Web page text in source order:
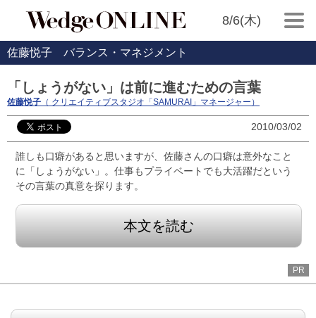
8/6(木)
佐藤悦子 バランス・マネジメント
「しょうがない」は前に進むための言葉
佐藤悦子 （ クリエイティブスタジオ「SAMURAI」マネージャー）
2010/03/02
誰しも口癖があると思いますが、佐藤さんの口癖は意外なこと
に「しょうがない」。仕事もプライベートでも大活躍だという
その言葉の真意を探ります。
本文を読む
PR